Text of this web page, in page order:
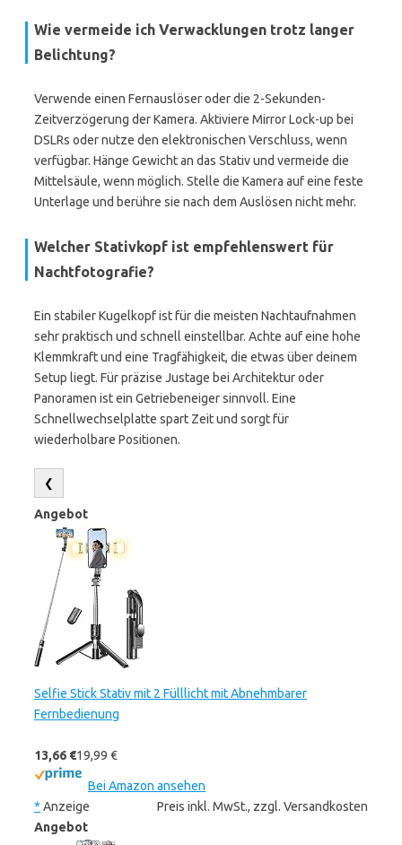
Wie vermeide ich Verwacklungen trotz langer
Belichtung?
Verwende einen Fernauslöser oder die 2-Sekunden-
Zeitverzögerung der Kamera. Aktiviere Mirror Lock-up bei
DSLRs oder nutze den elektronischen Verschluss, wenn
verfügbar. Hänge Gewicht an das Stativ und vermeide die
Mittelsäule, wenn möglich. Stelle die Kamera auf eine feste
Unterlage und berühre sie nach dem Auslösen nicht mehr.
Welcher Stativkopf ist empfehlenswert für
Nachtfotografie?
Ein stabiler Kugelkopf ist für die meisten Nachtaufnahmen
sehr praktisch und schnell einstellbar. Achte auf eine hohe
Klemmkraft und eine Tragfähigkeit, die etwas über deinem
Setup liegt. Für präzise Justage bei Architektur oder
Panoramen ist ein Getriebeneiger sinnvoll. Eine
Schnellwechselplatte spart Zeit und sorgt für
wiederholbare Positionen.
❮
Angebot
Selfie Stick Stativ mit 2 Fülllicht mit Abnehmbarer
Fernbedienung
13,66 €19,99 €
Bei Amazon ansehen
* Anzeige
Preis inkl. MwSt., zzgl. Versandkosten
Angebot